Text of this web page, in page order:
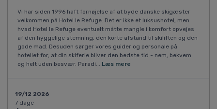
Vi har siden 1996 haft fornøjelse af at byde danske skigæster
velkommen på Hotel le Refuge. Det er ikke et luksushotel, men
hvad Hotel le Refuge eventuelt måtte mangle i komfort opvejes
af den hyggelige stemning, den korte afstand til skiliften og den
gode mad. Desuden sørger vores guider og personale på
hotellet for, at din skiferie bliver den bedste tid - nem, bekvem
og helt uden besvær. Paradi... Læs mere
19/12 2026
7 dage